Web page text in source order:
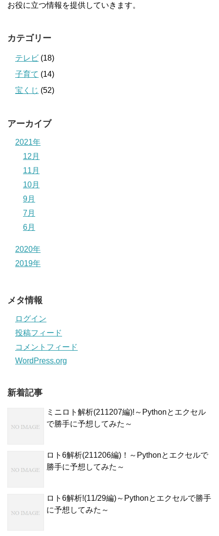
お役に立つ情報を提供していきます。
カテゴリー
テレビ (18)
子育て (14)
宝くじ (52)
アーカイブ
2021年
12月
11月
10月
9月
7月
6月
2020年
2019年
メタ情報
ログイン
投稿フィード
コメントフィード
WordPress.org
新着記事
ミニロト解析(211207編)!～Pythonとエクセル
で勝手に予想してみた～
ロト6解析(211206編)！～Pythonとエクセルで
勝手に予想してみた～
ロト6解析!(11/29編)～Pythonとエクセルで勝手
に予想してみた～